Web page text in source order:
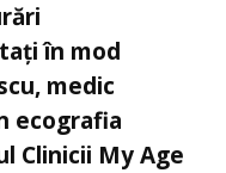
în mod
medic
ecografia
Clinicii My Age